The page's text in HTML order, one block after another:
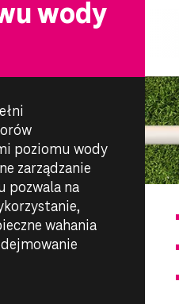
wody
poziomu wody
zarządzanie
pozwala na
wahania